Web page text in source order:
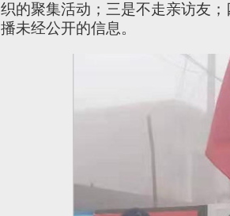
织的聚集活动；三是不走亲访友
播未经公开的信息。